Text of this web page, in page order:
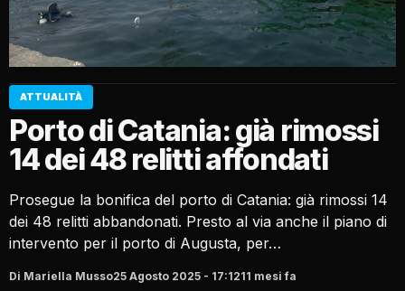
ATTUALITÀ
Porto di Catania: già rimossi
14 dei 48 relitti affondati
Prosegue la bonifica del porto di Catania: già rimossi 14
dei 48 relitti abbandonati. Presto al via anche il piano di
intervento per il porto di Augusta, per…
Di Mariella Musso25 Agosto 2025 - 17:1211 mesi fa